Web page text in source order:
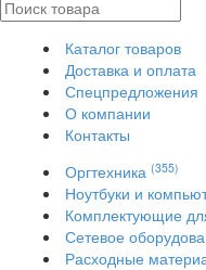
Каталог товаров
Доставка и оплата
Спецпредложения
О компании
Контакты
Оргтехника (355)
Ноутбуки и
Комплектующие
Сетевое
Расходные